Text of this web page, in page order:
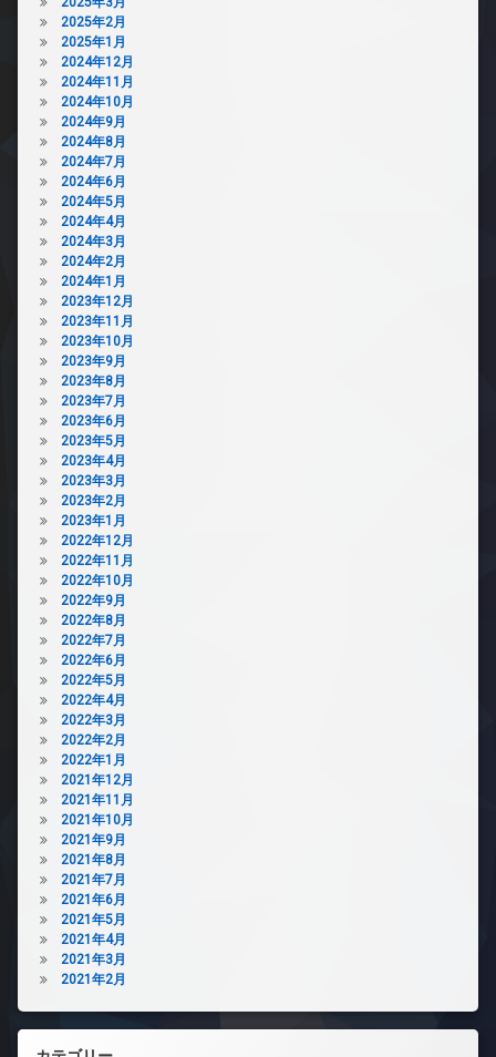
2025年2月
2025年1月
2024年12月
2024年11月
2024年10月
2024年9月
2024年8月
2024年7月
2024年6月
2024年5月
2024年4月
2024年3月
2024年2月
2024年1月
2023年12月
2023年11月
2023年10月
2023年9月
2023年8月
2023年7月
2023年6月
2023年5月
2023年4月
2023年3月
2023年2月
2023年1月
2022年12月
2022年11月
2022年10月
2022年9月
2022年8月
2022年7月
2022年6月
2022年5月
2022年4月
2022年3月
2022年2月
2022年1月
2021年12月
2021年11月
2021年10月
2021年9月
2021年8月
2021年7月
2021年6月
2021年5月
2021年4月
2021年3月
2021年2月